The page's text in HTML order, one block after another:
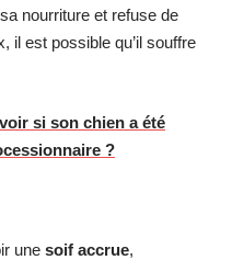
nourriture et refuse de
il est possible qu’il souffre
si son chien a été
?
une soif accrue,